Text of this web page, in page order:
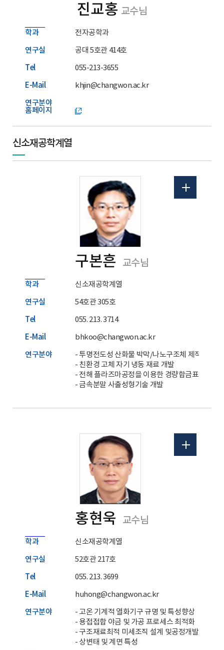
진교홍 교수님
학과 전자공학과
연구실 공대 5호관 414호
Tel 055-213-3655
E-Mail khjin@changwon.ac.kr
연구분야
홈페이지
신소재공학계열
구본흔 교수님
학과 신소재공학계열
연구실 54호관 305호
Tel 055. 213. 3714
E-Mail bhkoo@changwon.ac.kr
연구분야
- 투명전도성 산화물 박막/나노구조체 제작
- 친환경 고체 자기 냉동 재료 개발
- 전해 플라즈마공정을 이용한 경량합금표면개질
- 금속분말 사출성형기술 개발
홍현욱 교수님
학과 신소재공학계열
연구실 52호관 217호
Tel 055. 213. 3699
E-Mail huhong@changwon.ac.kr
연구분야
- 고온 기계적 열화기구 규명 및 특성향상
- 용접접합 야금 및 가공 프로세스 최적화
- 구조재료최적 미세조직 설계 및공정개발
- 상변태 및 계면 특성